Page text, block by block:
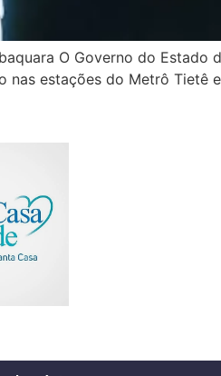
O Governo do Estado
nas estações do Metrô Tietê